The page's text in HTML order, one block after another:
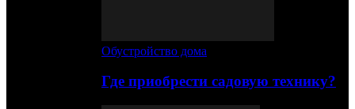
Обустройство дома
Где приобрести садовую технику?